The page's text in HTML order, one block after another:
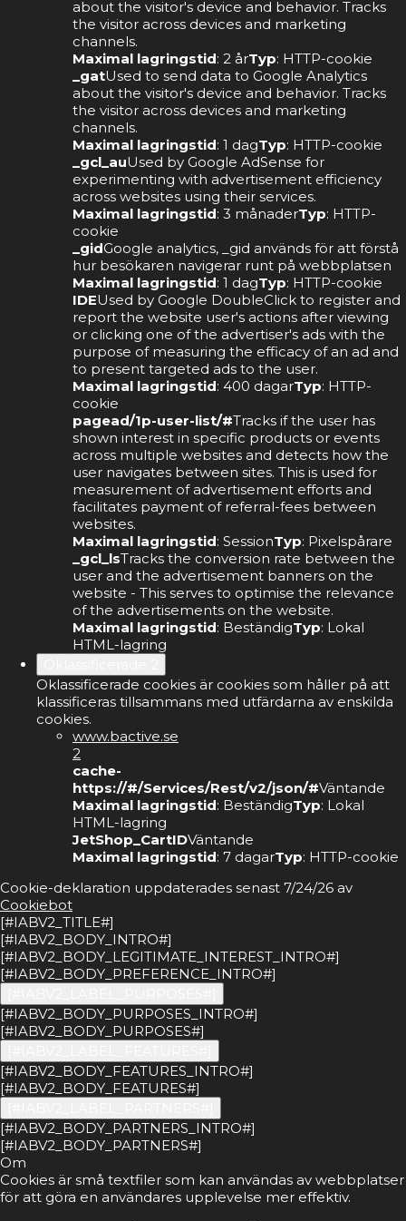
about the visitor's device and behavior. Tracks
the visitor across devices and marketing
channels.
Maximal lagringstid: 2 årTyp: HTTP-cookie
_gatUsed to send data to Google Analytics
about the visitor's device and behavior. Tracks
the visitor across devices and marketing
channels.
Maximal lagringstid: 1 dagTyp: HTTP-cookie
_gcl_auUsed by Google AdSense for
experimenting with advertisement efficiency
across websites using their services.
Maximal lagringstid: 3 månaderTyp: HTTP-
cookie
_gidGoogle analytics, _gid används för att förstå
hur besökaren navigerar runt på webbplatsen
Maximal lagringstid: 1 dagTyp: HTTP-cookie
IDEUsed by Google DoubleClick to register and
report the website user's actions after viewing
or clicking one of the advertiser's ads with the
purpose of measuring the efficacy of an ad and
to present targeted ads to the user.
Maximal lagringstid: 400 dagarTyp: HTTP-
cookie
pagead/1p-user-list/#Tracks if the user has
shown interest in specific products or events
across multiple websites and detects how the
user navigates between sites. This is used for
measurement of advertisement efforts and
facilitates payment of referral-fees between
websites.
Maximal lagringstid: SessionTyp: Pixelspårare
_gcl_lsTracks the conversion rate between the
user and the advertisement banners on the
website - This serves to optimise the relevance
of the advertisements on the website.
Maximal lagringstid: BeständigTyp: Lokal
HTML-lagring
Oklassificerade cookies är cookies som håller på att
klassificeras tillsammans med utfärdarna av enskilda
cookies.
www.bactive.se
2
cache-
https://#/Services/Rest/v2/json/#Väntande
Maximal lagringstid: BeständigTyp: Lokal
HTML-lagring
JetShop_CartIDVäntande
Maximal lagringstid: 7 dagarTyp: HTTP-cookie
Cookie-deklaration uppdaterades senast 7/24/26 av
Cookiebot
[#IABV2_TITLE#]
[#IABV2_BODY_INTRO#]
[#IABV2_BODY_LEGITIMATE_INTEREST_INTRO#]
[#IABV2_BODY_PREFERENCE_INTRO#]
[#IABV2_BODY_PURPOSES_INTRO#]
[#IABV2_BODY_PURPOSES#]
[#IABV2_BODY_FEATURES_INTRO#]
[#IABV2_BODY_FEATURES#]
[#IABV2_BODY_PARTNERS_INTRO#]
[#IABV2_BODY_PARTNERS#]
Om
Cookies är små textfiler som kan användas av webbplatser
för att göra en användares upplevelse mer effektiv.